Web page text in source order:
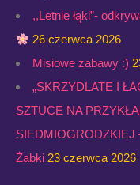
,,Letnie łąki”-
26 czerwca 2026
Misiowe zabawy :)
„SKRZYDLATE I
SZTUCE NA
SIEDMIOGRODZKIEJ
Żabki 23 czerwca 2026